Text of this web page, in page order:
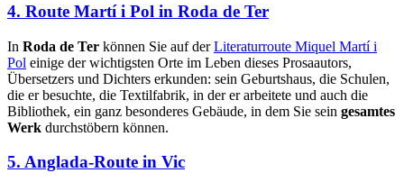
4. Route Martí i Pol in Roda de Ter
In Roda de Ter können Sie auf derLiteraturroute Miquel Martí i
Pol einige der wichtigsten Orte im Leben dieses Prosaautors,
Übersetzers und Dichters erkunden: sein Geburtshaus, die Schulen,
die er besuchte, die Textilfabrik, in der er arbeitete und auch die
Bibliothek, ein ganz besonderes Gebäude, in dem Sie sein gesamtes
Werk durchstöbern können.
5. Anglada-Route in Vic